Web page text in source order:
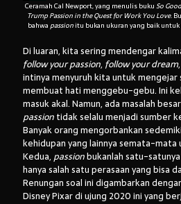
Ceramah Cal Newport, yang menulis buku So
Trump Passion in the Quest for Work You Love.
bahwa passionitu bukan ukuran yang baik
Di luaran, kita sering mendengar
follow your passion, follow your dream
intinya menyuruh kita untuk mengejar
membuat hati menggebu-gebu. Ini
masuk akal. Namun, ada masalah
passiontidak selalu menjadi sumber
Banyak orang mengorbankan
kehidupan yang lainnya semata-
Kedua, passionbukanlah satu-
hanya salah satu perasaan yang bisa
Renungan soal ini digambarkan
Disney Pixar di ujung 2020 ini yang